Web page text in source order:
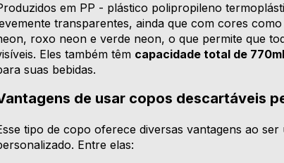
em PP - plástico polipropileno
transparentes, ainda que com cores
roxo neon e verde neon, o que permite que
Eles também têm capacidade total de 770ml
suas bebidas.
de usar copos descartáveis
tipo de copo oferece diversas vantagens ao
Entre elas: